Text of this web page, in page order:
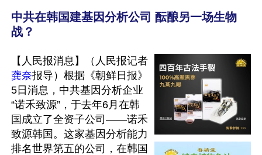
中共在韩国建基因分析公司 酝酿另一场生物
战？
【人民报消息】（人民报记者
龚奈报导）根据《朝鲜日报》
5日消息，中共基因分析企业
“诺禾致源”，于去年6月在韩
国成立了全资子公司——诺禾
致源韩国。这家基因分析能力
排名世界第五的公司，在韩国